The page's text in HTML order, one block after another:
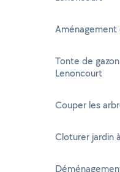
Aménagement
Tonte de
Lenoncourt
Couper les
Cloturer jardin